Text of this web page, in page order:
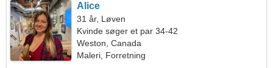
Alice
31 år, Løven
Kvinde søger et par 34-42
Weston, Canada
Maleri, Forretning